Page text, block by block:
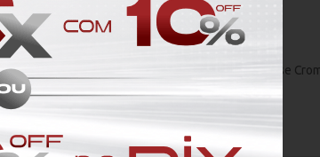
e confortável. Ótimo custo/beneficio.
Diretor Giratória Cinza – Encosto em Tela e Base